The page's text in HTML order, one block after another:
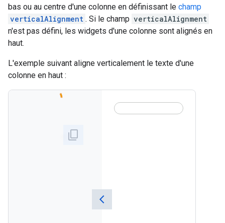
bas ou au centre d'une colonne en définissant le champ
verticalAlignment . Si le champ verticalAlignment
n'est pas défini, les widgets d'une colonne sont alignés en
haut.
L'exemple suivant aligne verticalement le texte d'une
colonne en haut :